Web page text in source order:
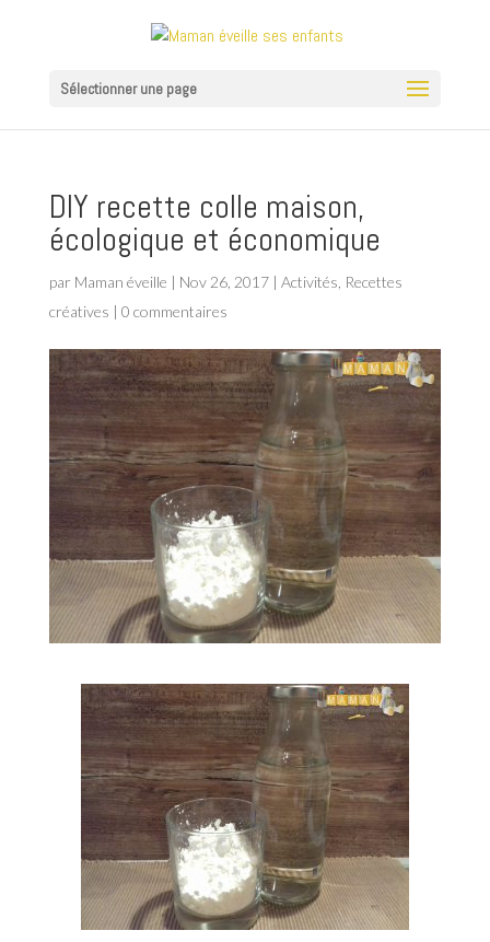
Sélectionner une page
DIY recette colle maison,
écologique et économique
par Maman éveille | Nov 26, 2017| Activités Recettes
créatives | 0 commentaires